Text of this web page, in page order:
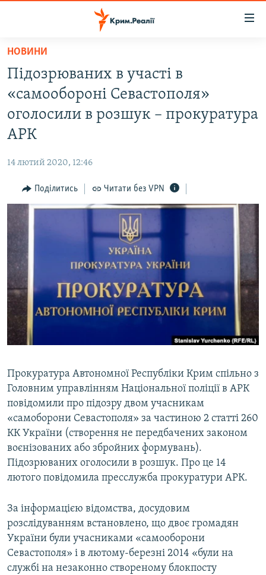
Перейти
основного
матеріалу
до
основної
Перейти
пошуку
ВОДА.КРИМ
ВІДЕО ТА ФОТО
ПОЛІТИКА
ІНТЕРВ'Ю
ВСЕ ЗА ДЕНЬ
ДЕПОРТАЦІЯ
ВІДЕОУРОКИ «ELIFBE»
СВІДЧЕННЯ ОКУПАЦІЇ
УКРАЇНСЬКА ПРОБЛЕМА КРИМУ
ІНФОГРАФІКА
ЯК ОБІЙТИ БЛОКУВАННЯ
Русский
Qırımtatar
ДОЛУЧАЙСЯ!
Усі сайти RFE/RL
НОВИНИ
Підозрюваних в участі в
«самообороні Севастополя»
оголосили в розшук – прокуратура
АРК
14 лютий 2020, 12:46
Поділитись Читати без VPN
Прокуратура Автономної Республіки Крим спільно з
Головним управлінням Національної поліції в АРК
повідомили про підозру двом учасникам
«самоборони Севастополя» за частиною 2 статті 260
КК України (створення не передбачених законом
воєнізованих або збройних формувань).
Підозрюваних оголосили в розшук. Про це 14
лютого повідомила пресслужба прокуратури АРК.
За інформацією відомства, досудовим
розслідуванням встановлено, що двоє громадян
України були учасниками «самооборони
Севастополя» і в лютому-березні 2014 «були на
службі на незаконно створеному блокпосту